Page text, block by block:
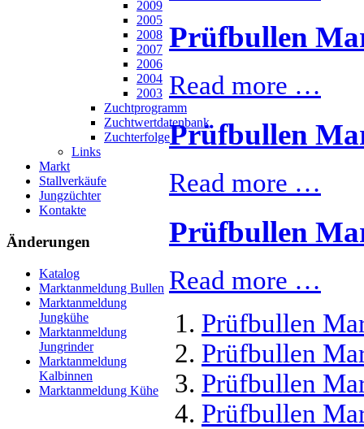
2009
2005
2008
2007
2006
2004
2003
Zuchtprogramm
Zuchtwertdatenbank
Zuchterfolge
Links
Markt
Stallverkäufe
Jungzüchter
Kontakte
Änderungen
Katalog
Marktanmeldung Bullen
Marktanmeldung
Jungkühe
Marktanmeldung
Jungrinder
Marktanmeldung
Kalbinnen
Marktanmeldung Kühe
Prüfbullen
Read more …
Prüfbullen
Read more …
Prüfbullen
Read more …
Prüfbullen
Prüfbullen
Prüfbullen
Prüfbullen